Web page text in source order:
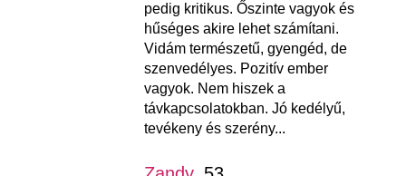
pedig kritikus. Őszinte vagyok és
hűséges akire lehet számítani.
Vidám természetű, gyengéd, de
szenvedélyes. Pozitív ember
vagyok. Nem hiszek a
távkapcsolatokban. Jó kedélyű,
tevékeny és szerény...